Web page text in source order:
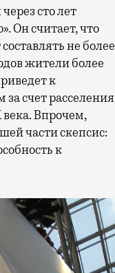
сто лет
Он считает, что
не более
жители более
к
счет расселения
Впрочем,
части скепсис:
к